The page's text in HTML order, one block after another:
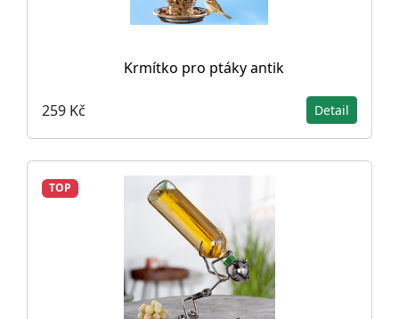
Krmítko pro ptáky antik
259 Kč Detail
TOP